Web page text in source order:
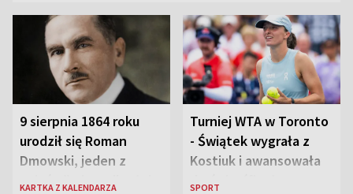
9 sierpnia 1864 roku
urodził się Roman
Dmowski, jeden z
„ojców” niepodległej
KARTKA Z KALENDARZA
Turniej WTA w Toronto
- Świątek wygrała z
Kostiuk i awansowała
do ćwierćfinału
SPORT